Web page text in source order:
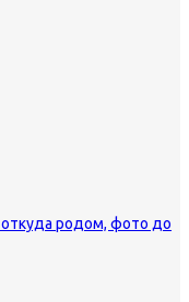
откуда родом, фото до